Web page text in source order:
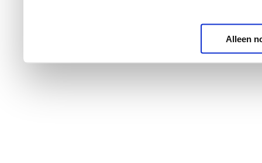
Alleen